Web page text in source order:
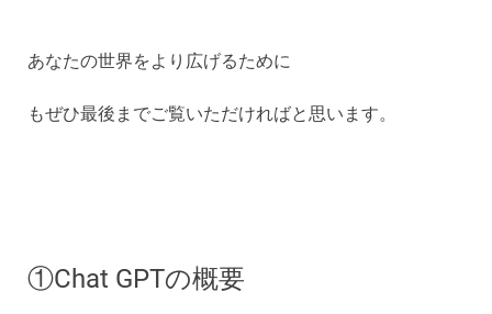
あなたの世界をより広げるために
もぜひ最後までご覧いただければと思います。
①Chat GPTの概要